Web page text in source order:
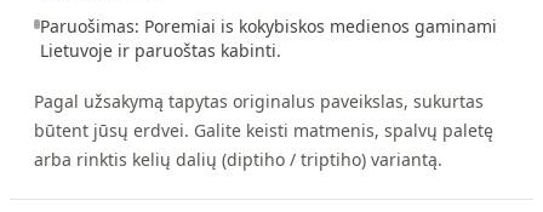
Paruošimas: Poremiai is kokybiskos medienos gaminami
Lietuvoje ir paruoštas kabinti.
Pagal užsakymą tapytas originalus paveikslas, sukurtas
būtent jūsų erdvei. Galite keisti matmenis, spalvų paletę
arba rinktis kelių dalių (diptiho / triptiho) variantą.